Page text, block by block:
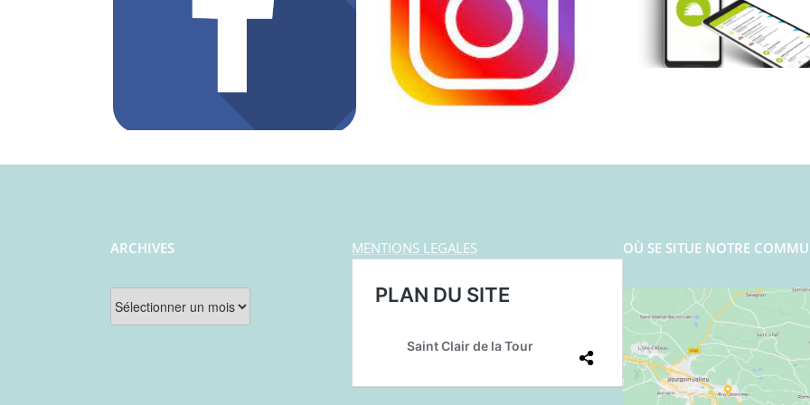
ARCHIVES
Archives
MENTIONS LEGALES OÙ SE SITUE NOTRE